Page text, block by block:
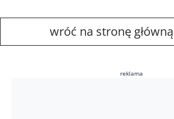
wróć na stronę
reklama